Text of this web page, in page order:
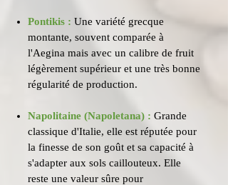
Pontikis : Une variété grecque
montante, souvent comparée à
l'Aegina mais avec un calibre de fruit
légèrement supérieur et une très bonne
régularité de production.
Napolitaine (Napoletana) : Grande
classique d'Italie, elle est réputée pour
la finesse de son goût et sa capacité à
s'adapter aux sols caillouteux. Elle
reste une valeur sûre pour